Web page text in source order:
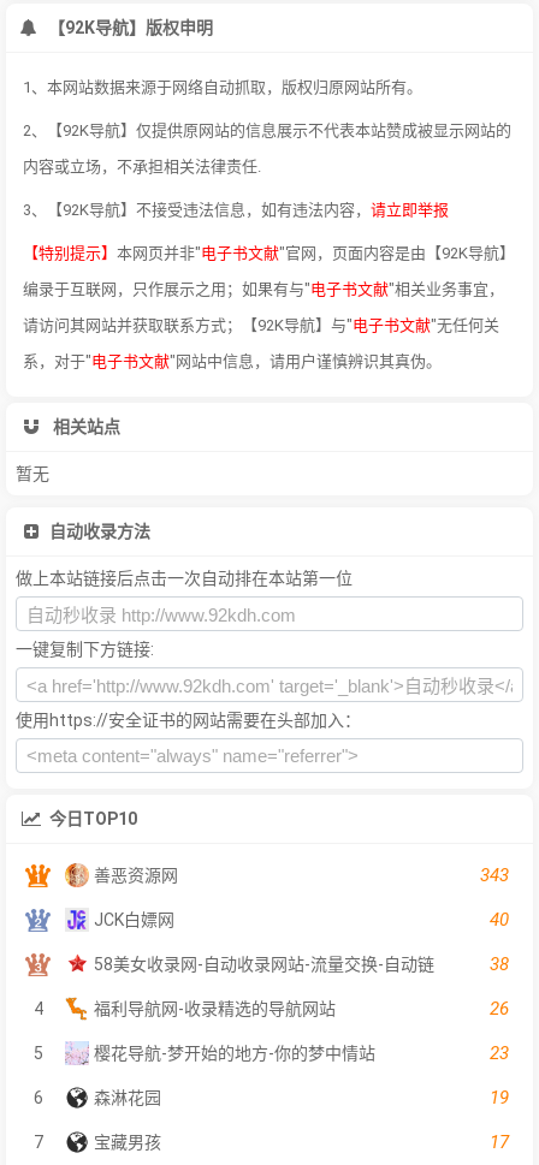
【92K导航】版权申明
1、本网站数据来源于网络自动抓取，版权归原网站所有。
2、【92K导航】仅提供原网站的信息展示不代表本站赞成被显示网站的
内容或立场，不承担相关法律责任.
3、【92K导航】不接受违法信息，如有违法内容， 请立即举报
【特别提示】 本网页并非"电子书文献"官网，页面内容是由【92K导航】
编录于互联网，只作展示之用；如果有与"电子书文献"相关业务事宜，
请访问其网站并获取联系方式；【92K导航】与"电子书文献"无任何关
系，对于"电子书文献"网站中信息，请用户谨慎辨识其真伪。
相关站点
暂无
自动收录方法
做上本站链接后点击一次自动排在本站第一位
一键复制下方链接:
使用https://安全证书的网站需要在头部加入：
今日TOP10
善恶资源网 343
JCK白嫖网 40
58美女收录网-自动收录网站-流量交换-自动链 38
4 福利导航网-收录精选的导航网站 26
5 樱花导航-梦开始的地方-你的梦中情站 23
6 森淋花园 19
7 宝藏男孩 17